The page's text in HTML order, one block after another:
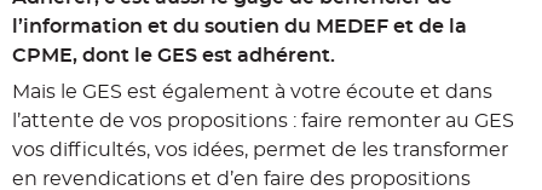
l’information et du soutien du MEDEF et de la
CPME, dont le GES est adhérent.
Mais le GES est également à votre écoute et dans
l’attente de vos propositions : faire remonter au GES
vos difficultés, vos idées, permet de les transformer
en revendications et d’en faire des propositions